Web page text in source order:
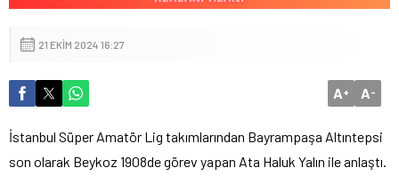
21 EKIM 2024 16:27
A+ A-
İstanbul Süper Amatör Lig takımlarından Bayrampaşa Altıntepsi
son olarak Beykoz 1908de görev yapan Ata Haluk Yalın ile anlaştı.